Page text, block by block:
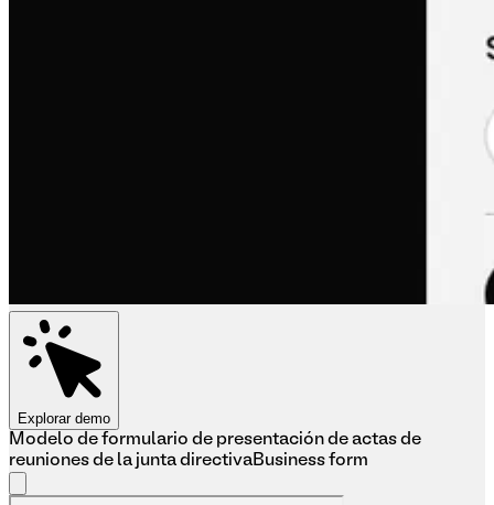
Explorar demo
Modelo de formulario de presentación de actas de
reuniones de la junta directiva Business form